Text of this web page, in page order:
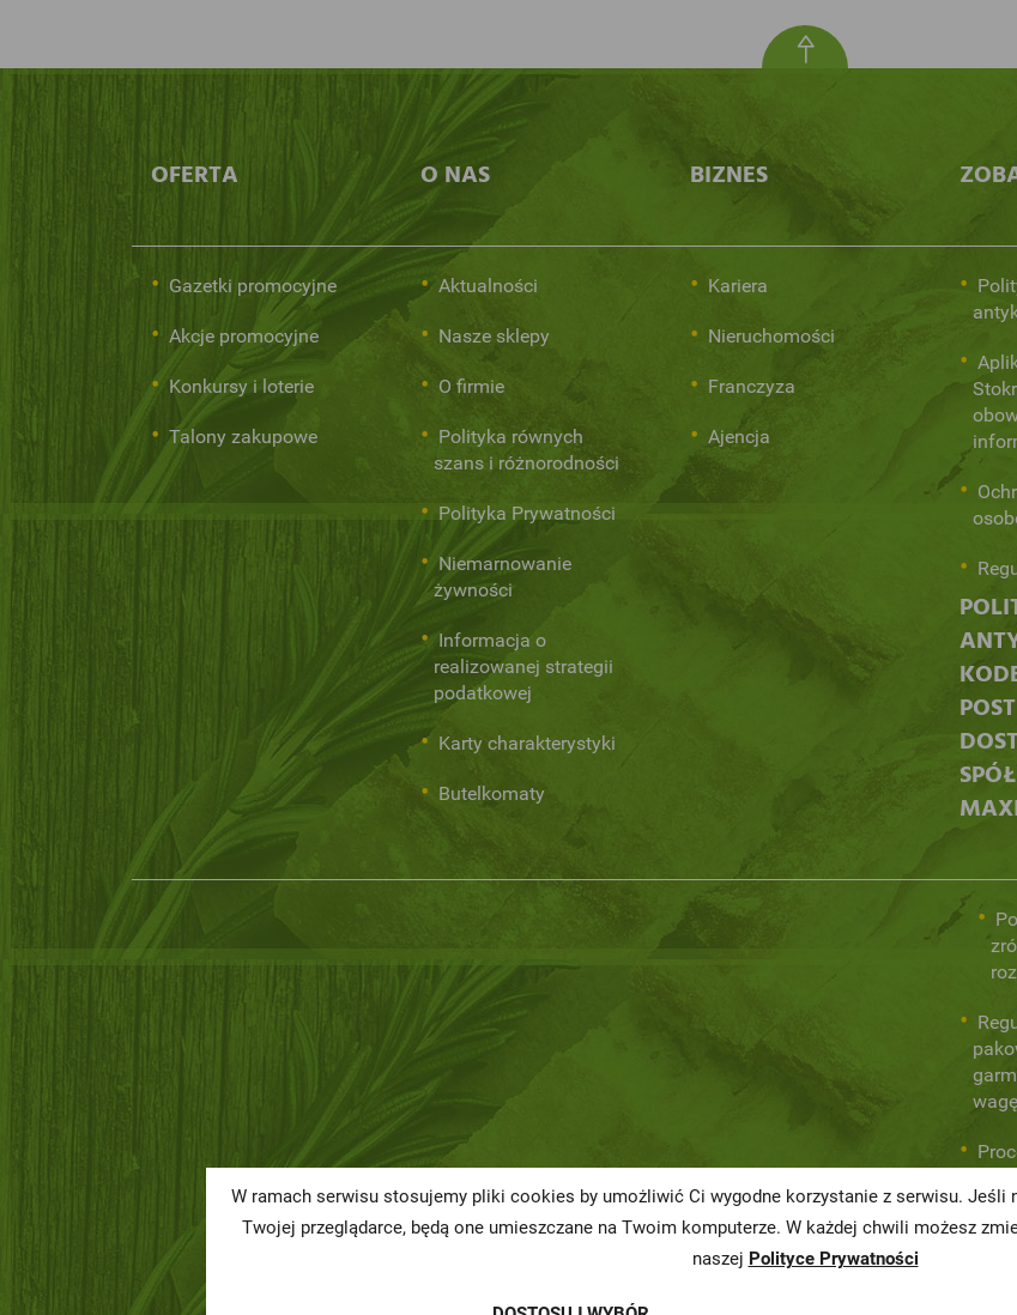
OFERTA
Gazetki promocyjne
Akcje promocyjne
Konkursy i loterie
Talony zakupowe
O NAS
Aktualności
Nasze sklepy
O firmie
Polityka równych
szans i różnorodności
Polityka Prywatności
Niemarnowanie
żywności
Informacja o
realizowanej strategii
podatkowej
Karty charakterystyki
Butelkomaty
BIZNES
Kariera
Nieruchomości
Franczyza
Ajencja
wagę
W ramach serwisu stosujemy pliki cookies by umożliwić Ci wygodne korzystanie z serwisu.
Twojej przeglądarce, będą one umieszczane na Twoim komputerze. W każdej chwili możesz
naszej Polityce Prywatności